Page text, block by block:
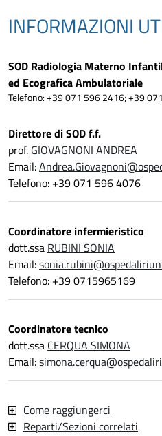
INFORMAZIONI
SOD Radiologia Materno
ed Ecografica Ambulatoriale
Telefono: +39 071 596 2416; +39
Direttore di SOD f.f.
prof. GIOVAGNONI ANDREA
Email:
Telefono: +39 071 596 4076
Coordinatore infermieristico
dott.ssa RUBINI SONIA
Email:
Telefono: +39 0715965169
Coordinatore tecnico
dott.ssa CERQUA SIMONA
Email:
Come raggiungerci
Reparti/Sezioni correlati